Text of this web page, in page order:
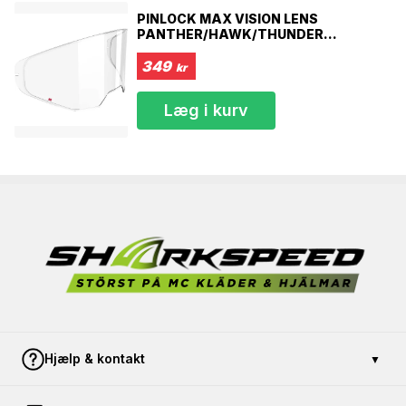
Fuldt aftageligt inderfor - Aftageligt og vaskbart inderfor
og kindpuder giver dig mulighed for at holde din hjelm
Aftagelig åndedrætsværn
59-60 cm
61-62 cm
63-64 cm
65-66 cm
PINLOCK MAX VISION LENS
PANTHER/HAWK/THUNDER
DARKAERO FENIX
349 kr
Læg i kurv
Hjælp & kontakt ▼